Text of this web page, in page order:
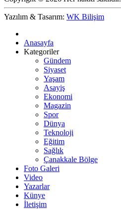
Yazılım & Tasarım: WK Bilişim
Anasayfa
Kategoriler
Gündem
Siyaset
Yaşam
Asayiş
Ekonomi
Magazin
Spor
Dünya
Teknoloji
Eğitim
Sağlık
Çanakkale Bölge
Foto Galeri
Video
Yazarlar
Künye
İletişim